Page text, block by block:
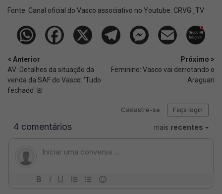
Fonte: Canal oficial do Vasco associativo no Youtube: CRVG_TV
< Anterior
AV: Detalhes da situação da
venda da SAF do Vasco: 'Tudo
fechado' 🚨
Próximo >
Feminino: Vasco vai derrotando o
Araguari